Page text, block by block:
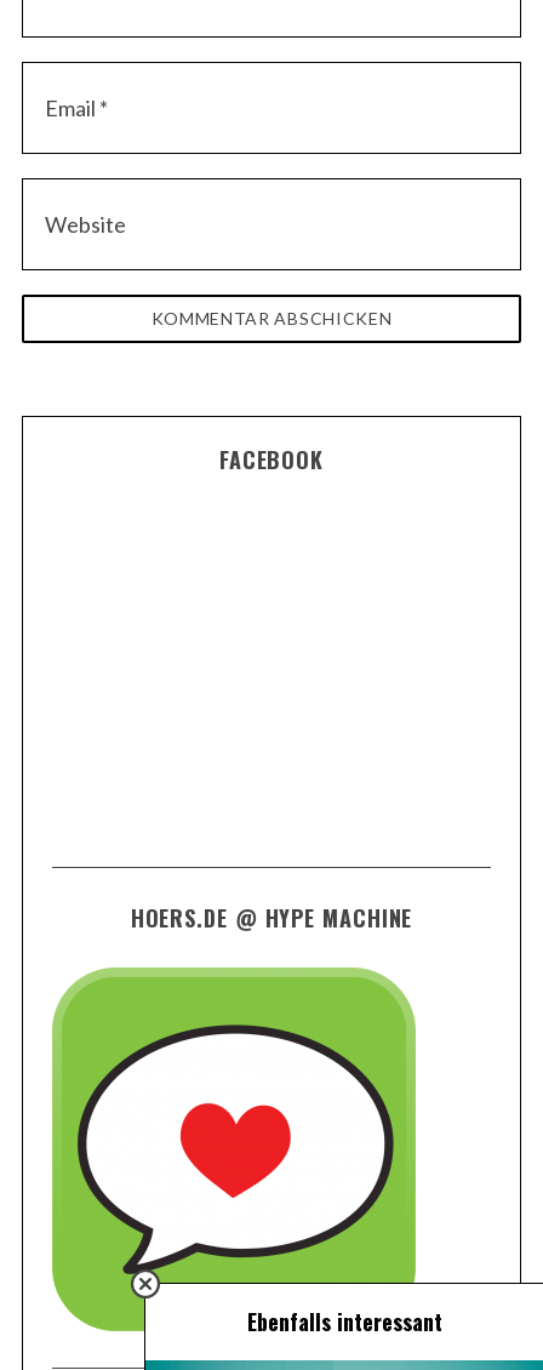
FACEBOOK
HOERS.DE @ HYPE MACHINE
Ebenfalls interessant